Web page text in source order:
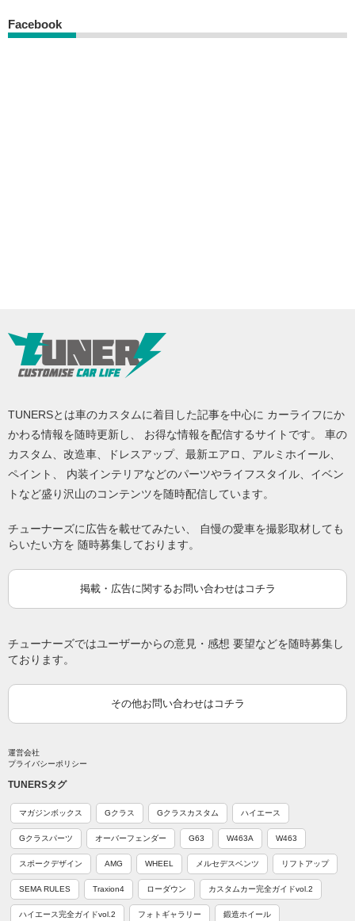
Facebook
TUNERSとは車のカスタムに着目した記事を中心に カーライフにか
かわる情報を随時更新し、 お得な情報を配信するサイトです。 車の
カスタム、改造車、ドレスアップ、最新エアロ、アルミホイール、
ペイント、 内装インテリアなどのパーツやライフスタイル、イベン
トなど盛り沢山のコンテンツを随時配信しています。
チューナーズに広告を載せてみたい、 自慢の愛車を撮影取材しても
らいたい方を 随時募集しております。
掲載・広告に関するお問い合わせはコチラ
チューナーズではユーザーからの意見・感想 要望などを随時募集し
ております。
その他お問い合わせはコチラ
運営会社
プライバシーポリシー
TUNERSタグ
マガジンボックス Gクラス Gクラスカスタム ハイエース
Gクラスパーツ オーバーフェンダー G63 W463A W463
スポークデザイン AMG WHEEL メルセデスベンツ リフトアップ
SEMA RULES Traxion4 ローダウン カスタムカー完全ガイドvol.2
ハイエース完全ガイドvol.2 フォトギャラリー 鍛造ホイール